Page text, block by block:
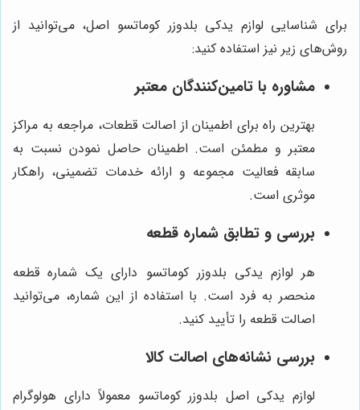
برای شناسایی لوازم یدکی بلدوزر کوماتسو اصل، می‌توانید از
روش‌های زیر نیز استفاده کنید:
مشاوره با تامین‌کنندگان معتبر
بهترین راه برای اطمینان از اصالت قطعات، مراجعه به مراکز
معتبر و مطمئن است. اطمینان حاصل نمودن نسبت به
سابقه فعالیت مجموعه و ارائه خدمات تضمینی، راهکار
موثری است.
بررسی و تطابق شماره قطعه
هر لوازم یدکی بلدوزر کوماتسو دارای یک شماره قطعه
منحصر به فرد است. با استفاده از این شماره، می‌توانید
اصالت قطعه را تأیید کنید.
بررسی نشانه‌های اصالت کالا
لوازم یدکی اصل بلدوزر کوماتسو معمولاً دارای هولوگرام